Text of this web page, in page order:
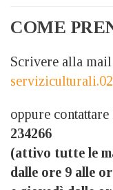
COME
Scrivere alla mail
oppure contattare
234266
(attivo tutte le
dalle ore 9 alle